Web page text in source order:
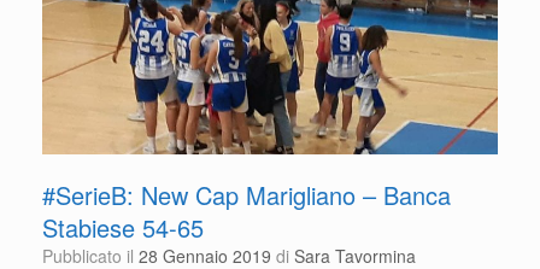
#SerieB: New Cap Marigliano – Banca
Stabiese 54-65
Pubblicato il 28 Gennaio 2019 di Sara Tavormina